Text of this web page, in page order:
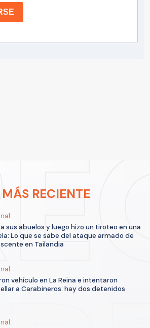
RECIENTE
sus abuelos y luego hizo un tiroteo en una
Lo que se sabe del ataque armado de
en Tailandia
vehículo en La Reina e intentaron
a Carabineros: hay dos detenidos